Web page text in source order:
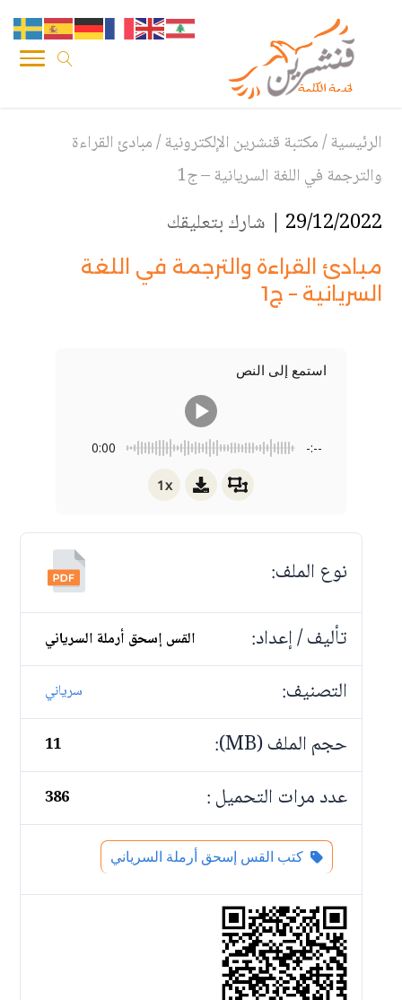
الرئيسية/مكتبة قنشرين الإلكترونية/مبادئ القراءة
والترجمة في اللغة السريانية – ج1
29/12/2022 | شارك بتعليقك
مبادئ القراءة والترجمة في اللغة
السريانية – ج1
استمع إلى النص
0:00 -:--
1x
نوع الملف:
تأليف / إعداد:
القس إسحق أرملة السرياني
التصنيف: سرياني
حجم الملف (MB): 11
عدد مرات التحميل : 386
كتب القس إسحق أرملة السرياني